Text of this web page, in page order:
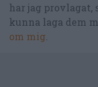
har jag
kunna laga dem
om mig